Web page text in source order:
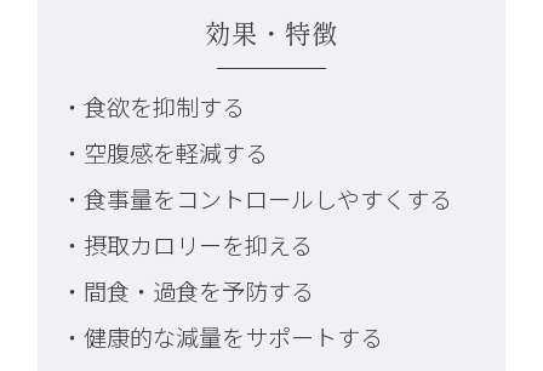
効果・特徴
・食欲を抑制する
・空腹感を軽減する
・食事量をコントロールしやすくする
・摂取カロリーを抑える
・間食・過食を予防する
・健康的な減量をサポートする